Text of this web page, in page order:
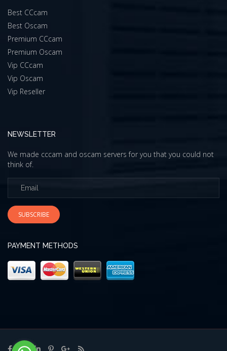
Best CCcam
Best Oscam
Premium CCcam
Premium Oscam
Vip CCcam
Vip Oscam
Vip Reseller
NEWSLETTER
We made cccam and oscam servers for you that you could not
think of.
SUBSCRIBE
PAYMENT METHODS